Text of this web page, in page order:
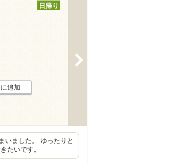
日帰り
追加
いました。 ゆったりと
たいです。